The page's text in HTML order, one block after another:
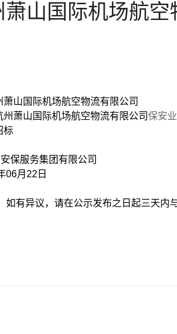
萧山国际机场航
萧山国际机场航空物流有限公司
州萧山国际机场航空物流有限公司保安
标
保服务集团有限公司
06月 22 日
如有异议，请在公示发布之日起三天内